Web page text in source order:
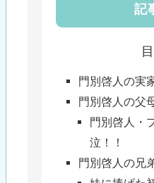
記
門別啓人の実
門別啓人の父
門別啓人・
泣！！
門別啓人の兄